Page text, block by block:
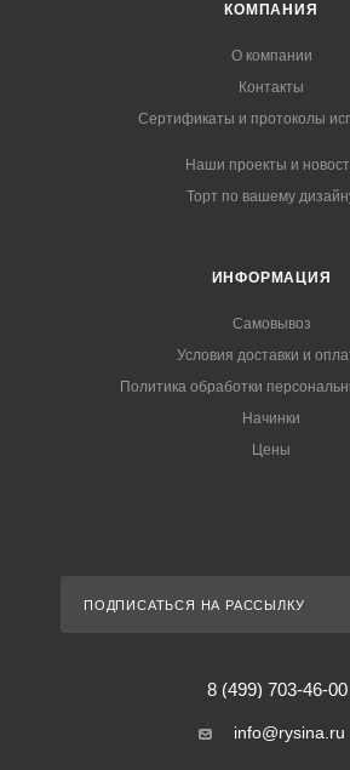
КОМПАНИЯ
О компании
Контакты
Сертификаты и протоколы
Наши проекты и
Торт по вашему
ИНФОРМАЦИЯ
Самовывоз
Условия доставки и
Политика обработки
Начинки
Цены
ПОДПИСАТЬСЯ НА РАССЫЛКУ
8 (499) 703-46-00
info@rysina.ru